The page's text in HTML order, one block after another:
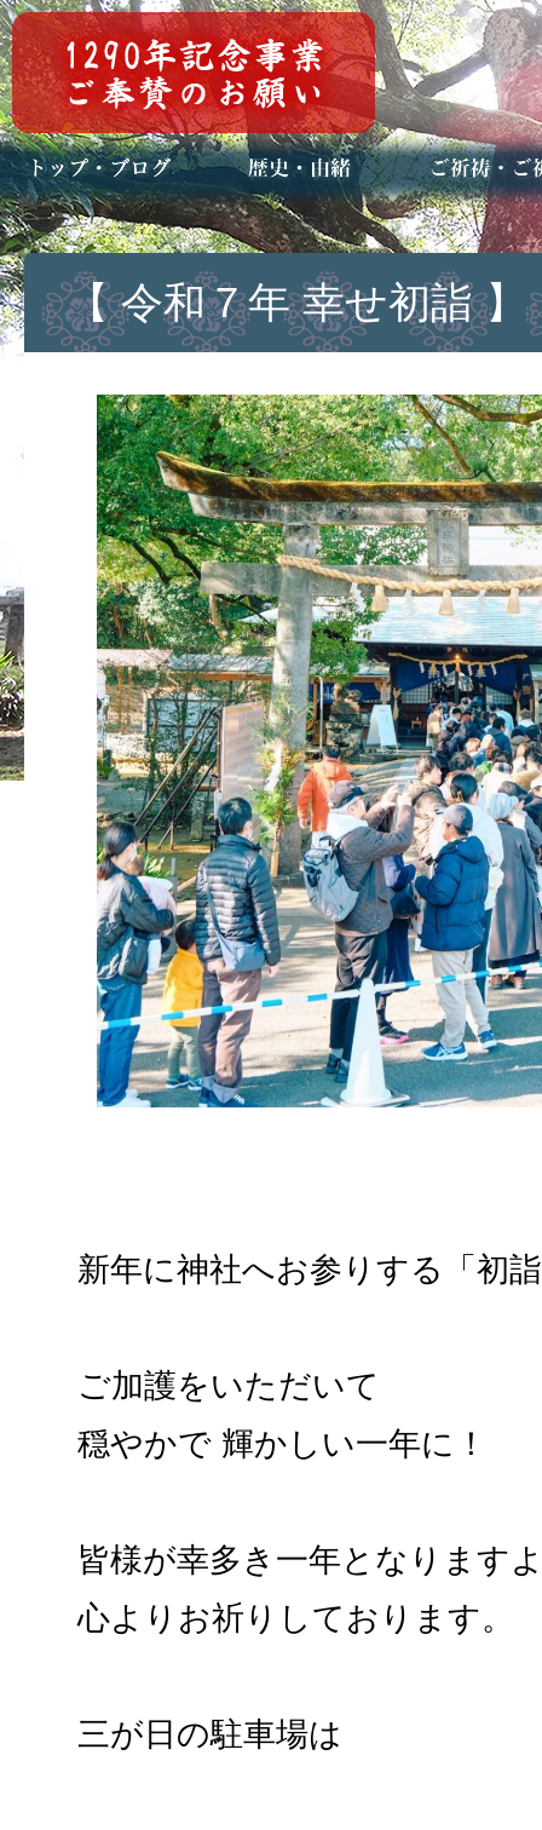
トップページ
ブログ(日々八百万)
お知らせ一覧 歴史・ご祭神
年中行事
メディア掲載 ご祈祷・ご祈
安産祈願
初宮参り
七五三詣
長寿のお祝い
神前結婚式
厄祓い・方位
車のお祓い
地鎮祭
神葬祭（神式
【 令和７年 幸せ初詣 】
新年に神社へお参りする「初
ご加護をいただいて
穏やかで 輝かしい一年に！
皆様が幸多き一年となります
心よりお祈りしております。
三が日の駐車場は